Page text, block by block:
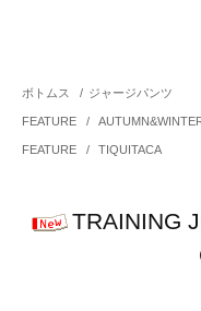
ボトムス / ジャージパンツ
FEATURE /
FEATURE / TIQUITACA
TRAINING